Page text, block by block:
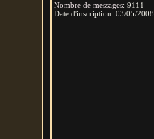
Nombre de messages: 9111
Date d'inscription: 03/05/2008